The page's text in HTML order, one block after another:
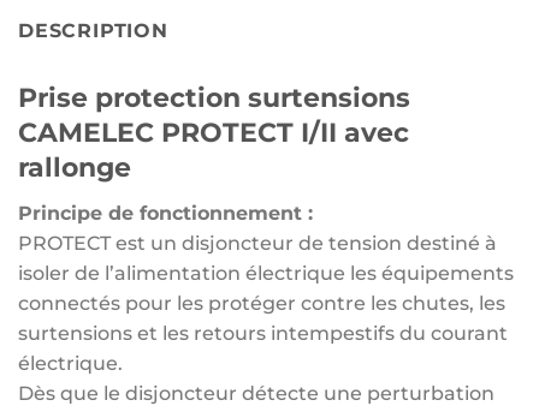
DESCRIPTION
Prise protection surtensions
CAMELEC PROTECT I/II avec
rallonge
Principe de fonctionnement :
PROTECT est un disjoncteur de tension destiné à
isoler de l’alimentation électrique les équipements
connectés pour les protéger contre les chutes, les
surtensions et les retours intempestifs du courant
électrique.
Dès que le disjoncteur détecte une perturbation